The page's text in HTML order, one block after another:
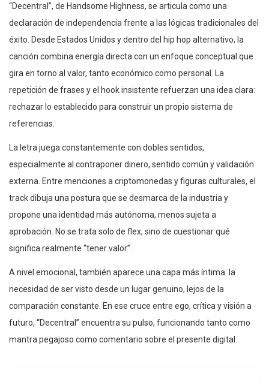
“Decentral”, de Handsome Highness, se articula como una
declaración de independencia frente a las lógicas tradicionales del
éxito. Desde Estados Unidos y dentro del hip hop alternativo, la
canción combina energía directa con un enfoque conceptual que
gira en torno al valor, tanto económico como personal. La
repetición de frases y el hook insistente refuerzan una idea clara:
rechazar lo establecido para construir un propio sistema de
referencias.
La letra juega constantemente con dobles sentidos,
especialmente al contraponer dinero, sentido común y validación
externa. Entre menciones a criptomonedas y figuras culturales, el
track dibuja una postura que se desmarca de la industria y
propone una identidad más autónoma, menos sujeta a
aprobación. No se trata solo de flex, sino de cuestionar qué
significa realmente “tener valor”.
A nivel emocional, también aparece una capa más íntima: la
necesidad de ser visto desde un lugar genuino, lejos de la
comparación constante. En ese cruce entre ego, crítica y visión a
futuro, “Decentral” encuentra su pulso, funcionando tanto como
mantra pegajoso como comentario sobre el presente digital.